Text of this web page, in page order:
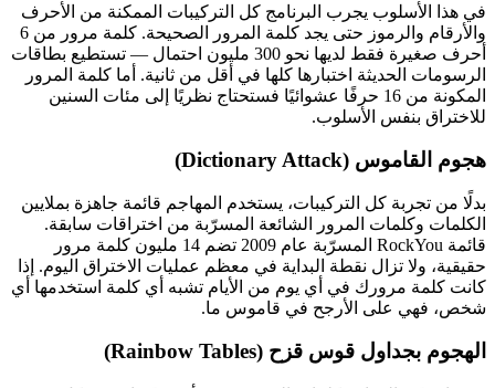
في هذا الأسلوب يجرب البرنامج كل التركيبات الممكنة من الأحرف
والأرقام والرموز حتى يجد كلمة المرور الصحيحة. كلمة مرور من 6
أحرف صغيرة فقط لديها نحو 300 مليون احتمال — تستطيع بطاقات
الرسومات الحديثة اختبارها كلها في أقل من ثانية. أما كلمة المرور
المكونة من 16 حرفًا عشوائيًا فستحتاج نظريًا إلى مئات السنين
للاختراق بنفس الأسلوب.
هجوم القاموس (Dictionary Attack)
بدلًا من تجربة كل التركيبات، يستخدم المهاجم قائمة جاهزة بملايين
الكلمات وكلمات المرور الشائعة المسرّبة من اختراقات سابقة.
قائمة RockYou المسرّبة عام 2009 تضم 14 مليون كلمة مرور
حقيقية، ولا تزال نقطة البداية في معظم عمليات الاختراق اليوم. إذا
كانت كلمة مرورك في أي يوم من الأيام تشبه أي كلمة استخدمها أي
شخص، فهي على الأرجح في قاموس ما.
الهجوم بجداول قوس قزح (Rainbow Tables)